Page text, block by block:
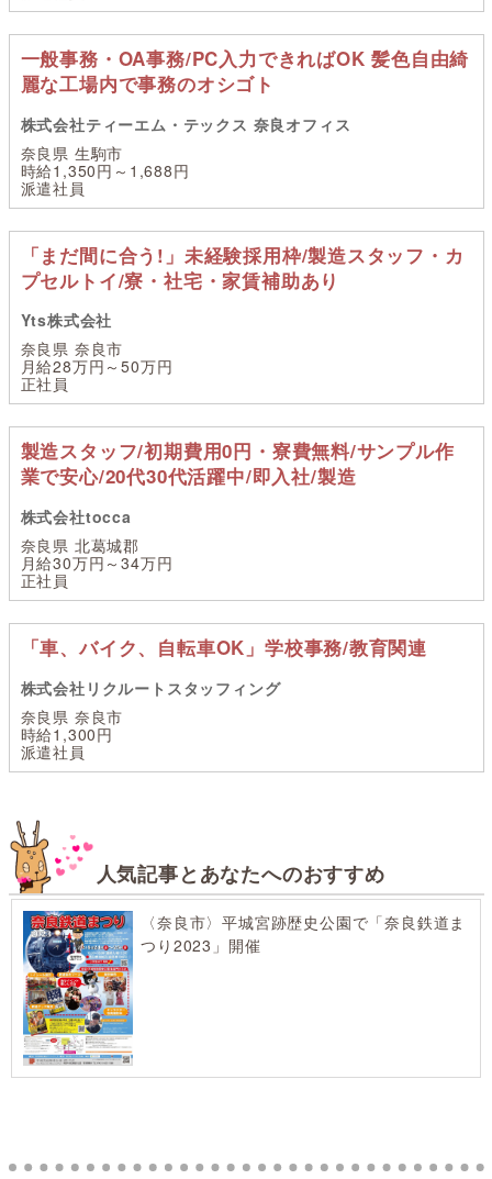
一般事務・OA事務/PC入力できればOK 髪色自由綺
麗な工場内で事務のオシゴト
株式会社ティーエム・テックス 奈良オフィス
奈良県 生駒市
時給1,350円～1,688円
派遣社員
「まだ間に合う!」未経験採用枠/製造スタッフ・カ
プセルトイ/寮・社宅・家賃補助あり
Yts株式会社
奈良県 奈良市
月給28万円～50万円
正社員
製造スタッフ/初期費用0円・寮費無料/サンプル作
業で安心/20代30代活躍中/即入社/製造
株式会社tocca
奈良県 北葛城郡
月給30万円～34万円
正社員
「車、バイク、自転車OK」学校事務/教育関連
株式会社リクルートスタッフィング
奈良県 奈良市
時給1,300円
派遣社員
人気記事とあなたへのおすすめ
〈奈良市〉平城宮跡歴史公園で「奈良鉄道ま
つり2023」開催